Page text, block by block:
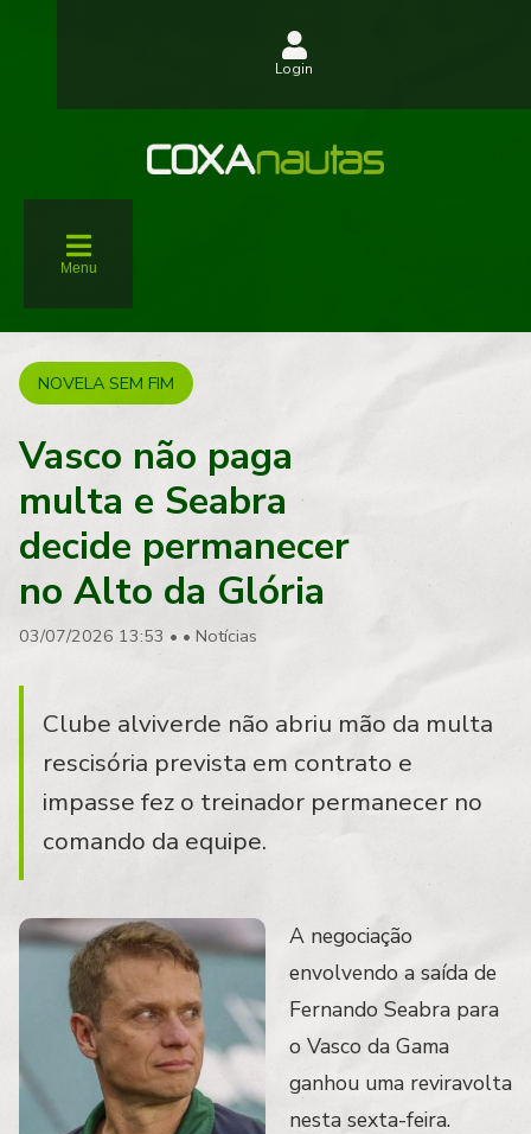
Menu
Login
NOVELA SEM FIM
Vasco não paga
multa e Seabra
decide permanecer
no Alto da Glória
03/07/2026 13:53 • • Notícias
Clube alviverde não abriu mão da multa
rescisória prevista em contrato e
impasse fez o treinador permanecer no
comando da equipe.
A negociação
envolvendo a saída de
Fernando Seabra para
o Vasco da Gama
ganhou uma reviravolta
nesta sexta-feira.